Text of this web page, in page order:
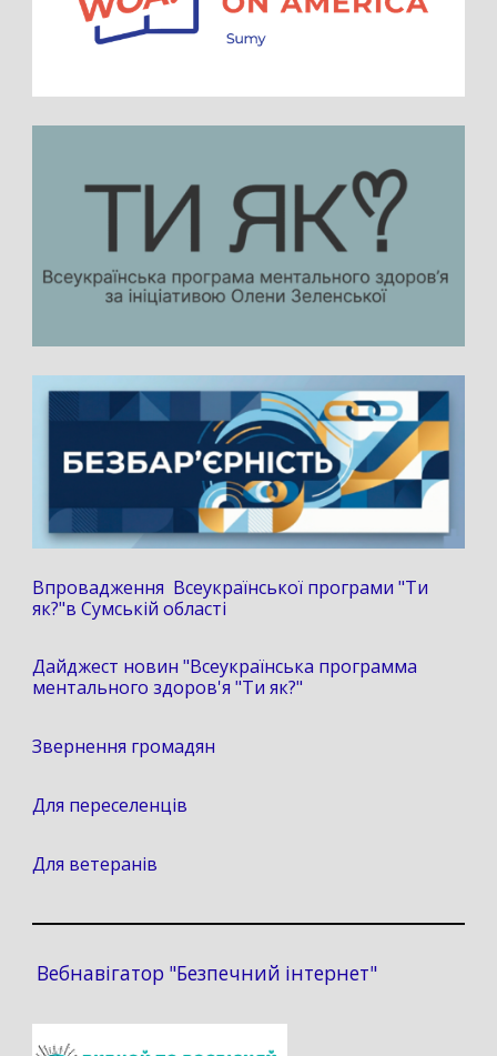
Впровадження Всеукраїнської програми "Ти
як?"в Сумській області
Дайджест новин "Всеукраїнська программа
ментального здоров'я "Ти як?"
Звернення громадян
Для переселенців
Для ветеранів
Вебнавігатор "Безпечний інтернет"